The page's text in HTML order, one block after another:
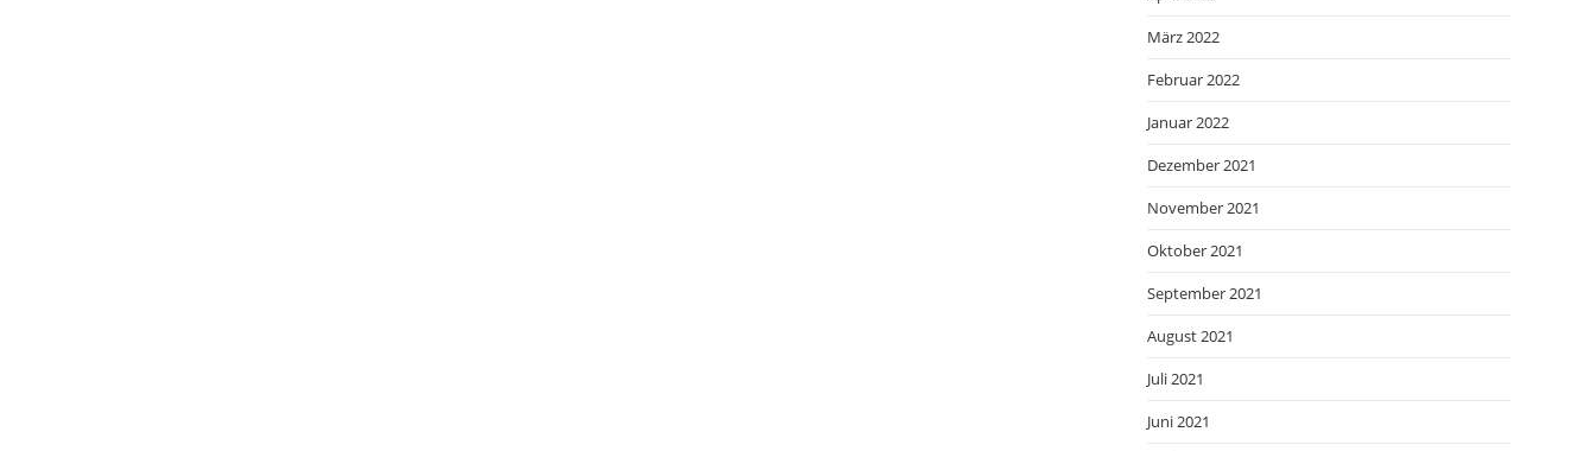
März 2022
Februar 2022
Januar 2022
Dezember 2021
November 2021
Oktober 2021
September 2021
August 2021
Juli 2021
Juni 2021